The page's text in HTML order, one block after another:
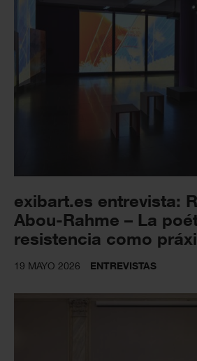
exibart.es entrevista:
Abou-Rahme – La
resistencia como
19 MAYO 2026 ENTREVISTAS